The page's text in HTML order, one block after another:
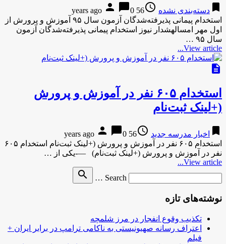
bookmark دسته‌بندی نشده access_time
56 years ago
person chat_bubble0
استخدام پیمانی پذیرفته‌شدگان آزمون سال ۹۵ آموزش و پرورش از
اول مهر امسالهشدار نیوز استخدام پیمانی پذیرفته‌شدگان آزمون
سال ۹۵ …
View article...
description
استخدام ۶۰۵ نفر در آموزش و پرورش
(+لینک ثبت‌نام
bookmark اخبار مدرسه جدید access_time
56 years ago
person chat_bubble0
استخدام ۶۰۵ نفر در آموزش و پرورش (+لینک ثبت‌نام استخدام ۶۰۵
نفر در آموزش و پرورش (+لینک ثبت‌نام) —-یکی از …
View article...
Search …
search
نوشته‌های تازه
تکذیب وقوع انفجار در مرز شلمچه
اعتراف رسانه صهیونیستی به ناکامی ترامپ در برابر ایران +
فیلم